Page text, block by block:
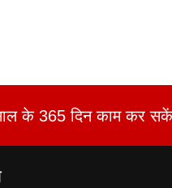
के 365 दिन काम कर